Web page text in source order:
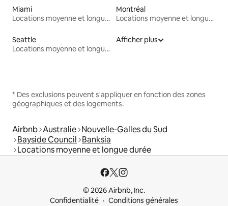
Miami
Locations moyenne et longue durée
Montréal
Locations moyenne et longue durée
Seattle
Locations moyenne et longue durée
Afficher plus
* Des exclusions peuvent s'appliquer en fonction des zones
géographiques et des logements.
Airbnb Australie Nouvelle-Galles du Sud
Bayside Council Banksia
Locations moyenne et longue durée
© 2026 Airbnb, Inc.
Confidentialité
Conditions générales